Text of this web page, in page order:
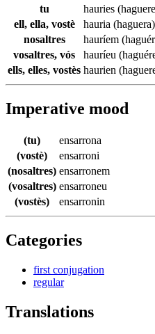
tu
hauries
ell, ella, vostè
hauria (haguera)
nosaltres
hauríem
vosaltres, vós
hauríeu
ells, elles, vostès haurien
Imperative mood
(tu)
ensarrona
(vostè)
ensarroni
(nosaltres) ensarronem
(vosaltres) ensarroneu
(vostès)
ensarronin
Categories
first conjugation
regular
Translations